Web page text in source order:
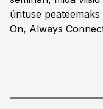
ürituse
On, Always